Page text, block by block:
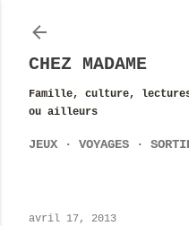
CHEZ MADAME
Famille, culture,
ou ailleurs
JEUX VOYAGES
avril 17, 2013